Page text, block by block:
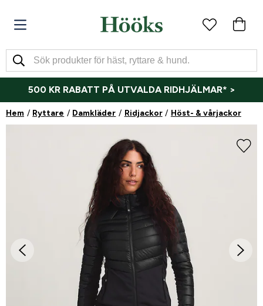
500 KR RABATT PÅ UTVALDA RIDHJÄLMAR* >
Hem Ryttare Damkläder Ridjackor Höst- & vårjackor